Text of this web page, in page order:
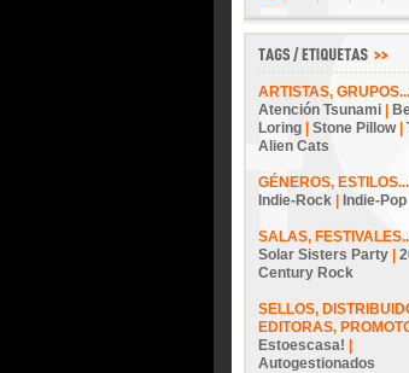
ARTISTAS,
Atención Tsunami
Loring
Stone Pillow|
Alien Cats
GÉNEROS,
Indie-Rock
Indie-Pop
SALAS,
Solar Sisters Party
Century Rock
SELLOS,
EDITORAS,
Estoescasa!
Autogestionados